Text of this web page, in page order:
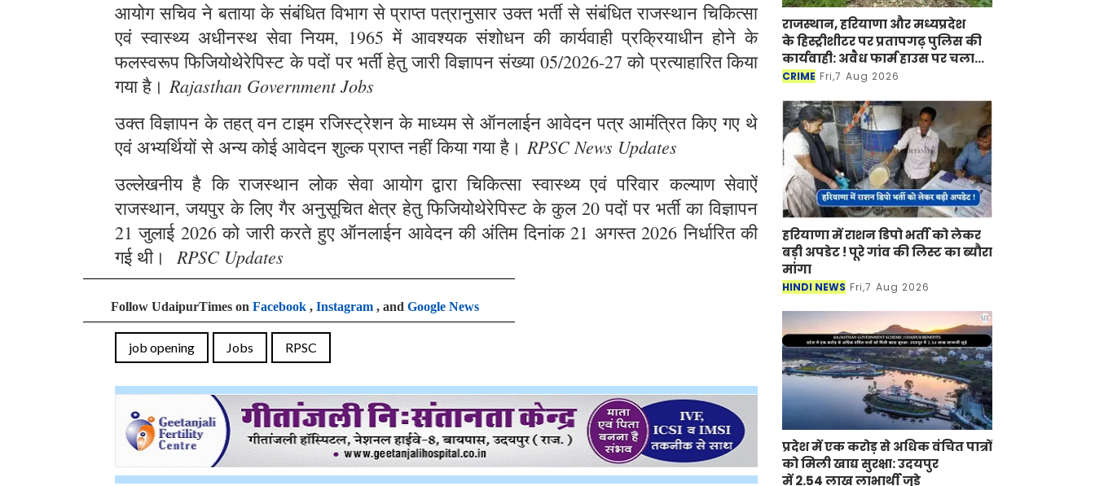
आयोग सचिव ने बताया के संबंधित विभाग से प्राप्त पत्रानुसार उक्त भर्ती से संबंधित राजस्थान चिकित्सा
एवं स्वास्थ्य अधीनस्थ सेवा नियम, 1965 में आवश्यक संशोधन की कार्यवाही प्रक्रियाधीन होने के
फलस्वरूप फिजियोथेरेपिस्ट के पदों पर भर्ती हेतु जारी विज्ञापन संख्या 05/2026-27 को प्रत्याहारित किया
गया है। Rajasthan Government Jobs
उक्त विज्ञापन के तहत् वन टाइम रजिस्ट्रेशन के माध्यम से ऑनलाईन आवेदन पत्र आमंत्रित किए गए थे
एवं अभ्यर्थियों से अन्य कोई आवेदन शुल्क प्राप्त नहीं किया गया है। RPSC News Updates
उल्लेखनीय है कि राजस्थान लोक सेवा आयोग द्वारा चिकित्सा स्वास्थ्य एवं परिवार कल्याण सेवाऐं
राजस्थान, जयपुर के लिए गैर अनुसूचित क्षेत्र हेतु फिजियोथेरेपिस्ट के कुल 20 पदों पर भर्ती का विज्ञापन
21 जुलाई 2026 को जारी करते हुए ऑनलाईन आवेदन की अंतिम दिनांक 21 अगस्त 2026 निर्धारित की
गई थी। RPSC Updates
Follow UdaipurTimes on Facebook , Instagram , and Google News
job opening Jobs RPSC
राजस्थान, हरियाणा और मध्यप्रदेश
के हिस्ट्रीशीटर पर प्रतापगढ़ पुलिस की
कार्यवाही: अवैध फार्म हाउस पर चला
बुलडोजर
CRIME Fri,7 Aug 2026
हरियाणा में राशन डिपो भर्ती को लेकर
बड़ी अपडेट ! पूरे गांव की लिस्ट का ब्यौरा
मांगा
HINDI NEWS Fri,7 Aug 2026
प्रदेश में एक करोड़ से अधिक वंचित पात्रों
को मिली खाद्य सुरक्षा: उदयपुर
में 2.54 लाख लाभार्थी जुड़े